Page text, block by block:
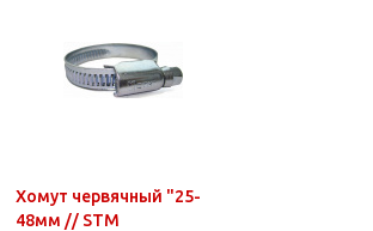
Хомут червячный "25-
48мм // STM